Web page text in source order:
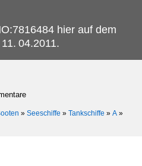
hier auf dem
04.2011.
» Seeschiffe » Tankschiffe » A »